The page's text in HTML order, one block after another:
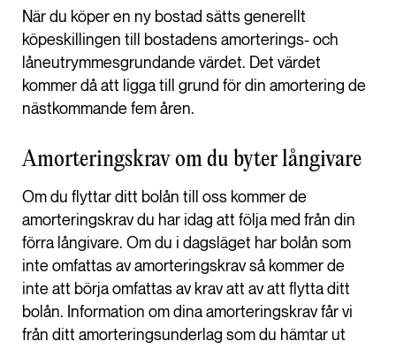
När du köper en ny bostad sätts generellt
köpeskillingen till bostadens amorterings- och
låneutrymmesgrundande värdet. Det värdet
kommer då att ligga till grund för din amortering de
nästkommande fem åren.
Amorteringskrav om du byter långivare
Om du flyttar ditt bolån till oss kommer de
amorteringskrav du har idag att följa med från din
förra långivare. Om du i dagsläget har bolån som
inte omfattas av amorteringskrav så kommer de
inte att börja omfattas av krav att av att flytta ditt
bolån. Information om dina amorteringskrav får vi
från ditt amorteringsunderlag som du hämtar ut